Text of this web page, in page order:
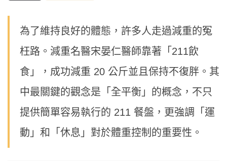
為了維持良好的體態，許多人走過減重的冤
枉路。減重名醫宋晏仁醫師靠著「211飲
食」，成功減重 20 公斤並且保持不復胖。其
中最關鍵的觀念是「全平衡」的概念，不只
提供簡單容易執行的 211 餐盤，更強調「運
動」和「休息」對於體重控制的重要性。